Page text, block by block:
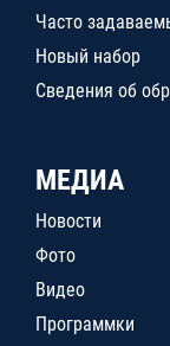
Часто
Новый набор
Сведения об
МЕДИА
Новости
Фото
Видео
Программки